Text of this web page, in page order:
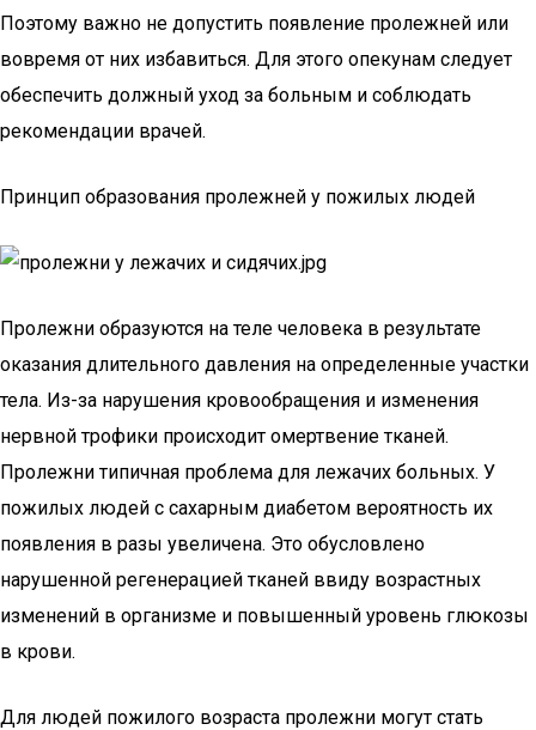
Поэтому важно не допустить появление пролежней или
вовремя от них избавиться. Для этого опекунам следует
обеспечить должный уход за больным и соблюдать
рекомендации врачей.
Принцип образования пролежней у пожилых людей
Пролежни образуются на теле человека в результате
оказания длительного давления на определенные участки
тела. Из-за нарушения кровообращения и изменения
нервной трофики происходит омертвение тканей.
Пролежни типичная проблема для лежачих больных. У
пожилых людей с сахарным диабетом вероятность их
появления в разы увеличена. Это обусловлено
нарушенной регенерацией тканей ввиду возрастных
изменений в организме и повышенный уровень глюкозы
в крови.
Для людей пожилого возраста пролежни могут стать